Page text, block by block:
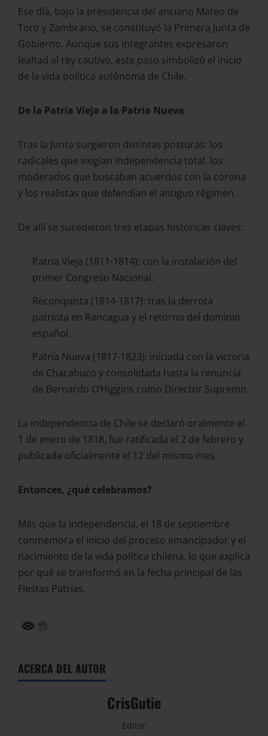
Ese día, bajo la presidencia del anciano Mateo de
Toro y Zambrano, se constituyó la Primera Junta de
Gobierno. Aunque sus integrantes expresaron
lealtad al rey cautivo, este paso simbolizó el inicio
de la vida política autónoma de Chile.
De la Patria Vieja a la Patria Nueva
Tras la Junta surgieron distintas posturas: los
radicales que exigían independencia total, los
moderados que buscaban acuerdos con la corona
y los realistas que defendían el antiguo régimen.
De allí se sucedieron tres etapas históricas claves:
Patria Vieja (1811-1814): con la instalación del
primer Congreso Nacional.
Reconquista (1814-1817): tras la derrota
patriota en Rancagua y el retorno del dominio
español.
Patria Nueva (1817-1823): iniciada con la victoria
de Chacabuco y consolidada hasta la renuncia
de Bernardo O’Higgins como Director Supremo.
La independencia de Chile se declaró oralmente el
1 de enero de 1818, fue ratificada el 2 de febrero y
publicada oficialmente el 12 del mismo mes.
Entonces, ¿qué celebramos?
Más que la independencia, el 18 de septiembre
conmemora el inicio del proceso emancipador y el
nacimiento de la vida política chilena, lo que explica
por qué se transformó en la fecha principal de las
Fiestas Patrias.
ACERCA DEL AUTOR
CrisGutie
Editor